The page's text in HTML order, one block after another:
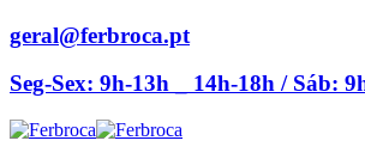
geral@ferbroca.pt
Seg-Sex: 9h-13h _ 14h-18h / Sáb: